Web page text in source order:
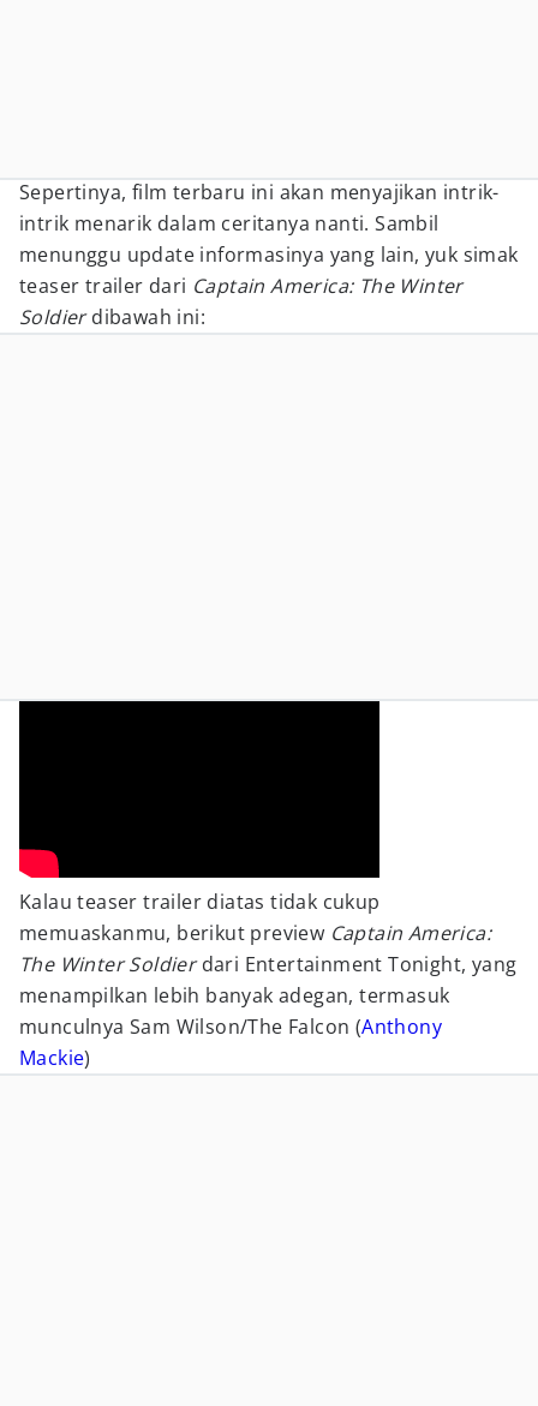
Sepertinya, film terbaru ini akan menyajikan intrik-
intrik menarik dalam ceritanya nanti. Sambil
menunggu update informasinya yang lain, yuk simak
teaser trailer dari Captain America: The Winter
Soldierdibawah ini:
Kalau teaser trailer diatas tidak cukup
memuaskanmu, berikut preview Captain America:
The Winter Soldierdari Entertainment Tonight, yang
menampilkan lebih banyak adegan, termasuk
munculnya Sam Wilson/The Falcon (Anthony
Mackie)